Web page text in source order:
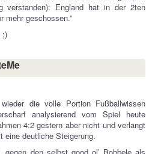
England hat in der 2ten
mehr geschossen.”
;)
die volle Portion Fußballwissen
analysierend vom Spiel heute
4:2 gestern aber nicht und verlangt
eine deutliche Steigerung.
gegen den selbst good ol’ Bobbele als